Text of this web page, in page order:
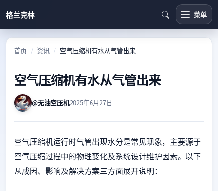
跳转到主要内容
格兰克林 菜单
首页 资讯 空气压缩机有水从气管出来
空气压缩机有水从气管出来
@无油空压机2025年6月27日
空气压缩机运行时气管出现水分是常见现象，主要源于
空气压缩过程中的物理变化及系统设计维护因素。以下
从成因、影响及解决方案三方面展开说明：